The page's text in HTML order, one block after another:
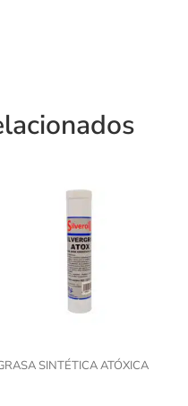
SINTÉTICA ATÓXICA